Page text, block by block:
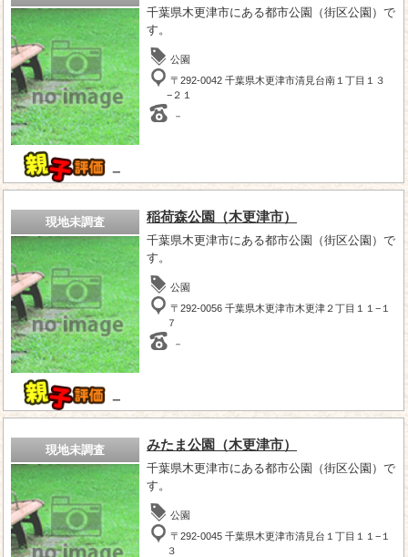
－
千葉県木更津市にある都市公園（街区公園）で
す。
公園
〒292-0042 千葉県木更津市清見台南１丁目１３
−２１
－
現地未調査
－
稲荷森公園（木更津市）
千葉県木更津市にある都市公園（街区公園）で
す。
公園
〒292-0056 千葉県木更津市木更津２丁目１１−１
７
－
現地未調査 みたま公園（木更津市）
千葉県木更津市にある都市公園（街区公園）で
す。
公園
〒292-0045 千葉県木更津市清見台１丁目１１−１
３